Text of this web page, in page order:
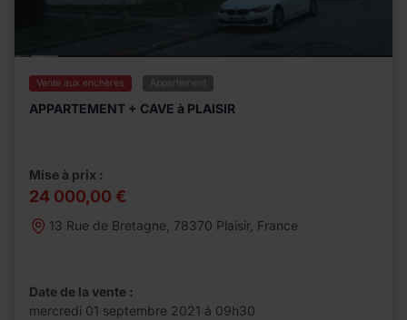
Vente aux enchères Appartement
APPARTEMENT + CAVE à PLAISIR
Mise à prix :
24 000,00 €
13 Rue de Bretagne, 78370 Plaisir, France
Date de la vente :
mercredi 01 septembre 2021 à 09h30